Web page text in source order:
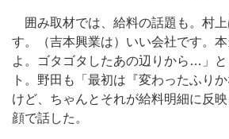
囲み取材では、給料の話題も。村上
す。（吉本興業は）いい会社です。
よ。ゴタゴタしたあの辺りから…」
ト。野田も「最初は『変わったふり
けど、ちゃんとそれが給料明細に反
顔で話した。